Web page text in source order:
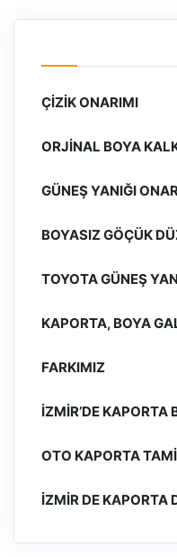
ÇIZIK ONARIMI
ORJINAL BOYA
GÜNEŞ YANIĞI
BOYASIZ GÖÇÜK
TOYOTA GÜNEŞ
KAPORTA, BOYA
FARKIMIZ
İZMIR’DE KAPORTA
OTO KAPORTA
İZMIR DE KAPORTA